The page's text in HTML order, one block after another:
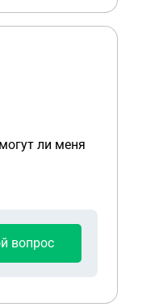
ли меня
вопрос